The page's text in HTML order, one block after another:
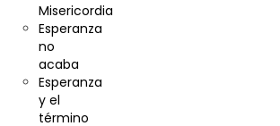
Misericordia
Esperanza
no
acaba
Esperanza
y el
término